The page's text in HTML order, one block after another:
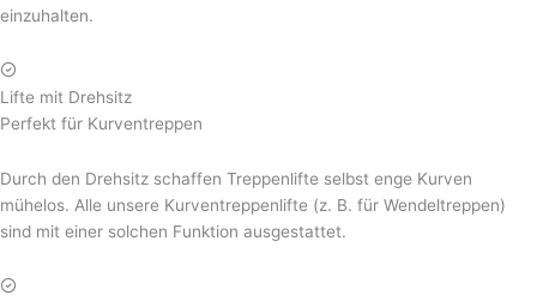
einzuhalten.
Lifte mit Drehsitz
Perfekt für Kurventreppen
Durch den Drehsitz schaffen Treppenlifte selbst enge Kurven
mühelos. Alle unsere Kurventreppenlifte (z. B. für Wendeltreppen)
sind mit einer solchen Funktion ausgestattet.